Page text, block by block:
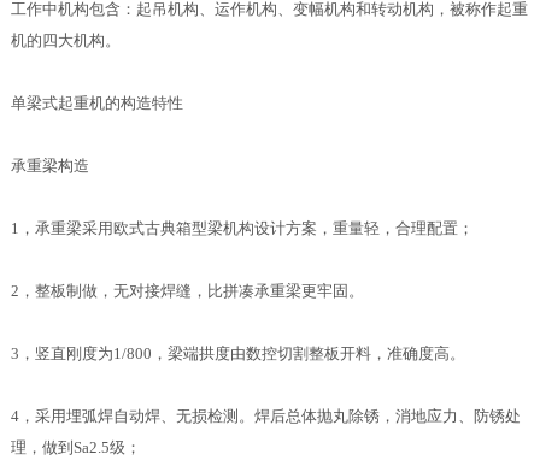
工作中机构包含：起吊机构、运作机构、变幅机构和转动机构，被称作起重
机的四大机构。
单梁式起重机的构造特性
承重梁构造
1，承重梁采用欧式古典箱型梁机构设计方案，重量轻，合理配置；
2，整板制做，无对接焊缝，比拼凑承重梁更牢固。
3，竖直刚度为1/800，梁端拱度由数控切割整板开料，准确度高。
4，采用埋弧焊自动焊、无损检测。焊后总体抛丸除锈，消地应力、防锈处
理，做到Sa2.5级；